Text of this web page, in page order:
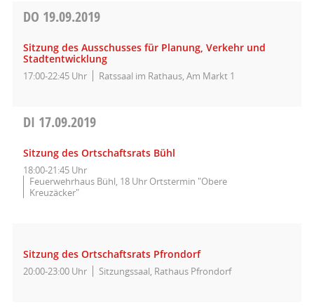
DO 19.09.2019
Sitzung des Ausschusses für Planung, Verkehr und
Stadtentwicklung
17:00-22:45 Uhr Ratssaal im Rathaus, Am Markt 1
DI 17.09.2019
Sitzung des Ortschaftsrats Bühl
18:00-21:45 Uhr
Feuerwehrhaus Bühl, 18 Uhr Ortstermin "Obere
Kreuzäcker"
Sitzung des Ortschaftsrats Pfrondorf
20:00-23:00 Uhr Sitzungssaal, Rathaus Pfrondorf